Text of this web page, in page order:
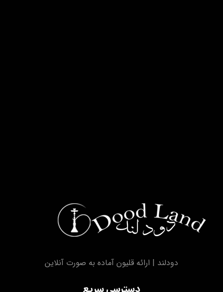
دودلند | ارائه قلیون آماده به صورت آنلاین